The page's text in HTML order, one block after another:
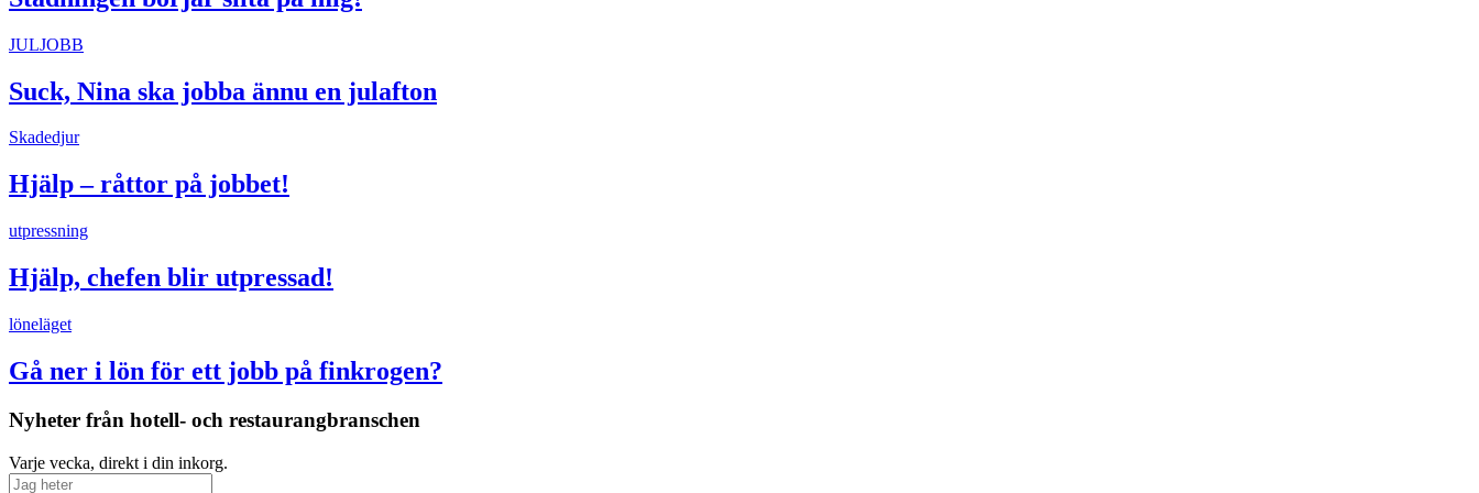
JULJOBB
Suck, Nina ska jobba ännu en julafton
Skadedjur
Hjälp – råttor på jobbet!
utpressning
Hjälp, chefen blir utpressad!
löneläget
Gå ner i lön för ett jobb på finkrogen?
Nyheter från hotell- och restaurangbranschen
Varje vecka, direkt i din inkorg.